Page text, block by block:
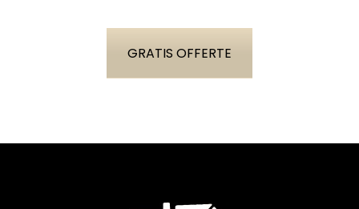
GRATIS OFFERTE